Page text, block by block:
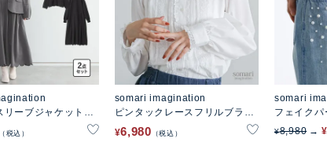
ーブジャケット裾
ワンピースセットア
税込
somari imagination
ピンタックレースフリルブラウ
ス
¥6,980 税込
somari
フェイクパ
デニム
¥8,980 ¥